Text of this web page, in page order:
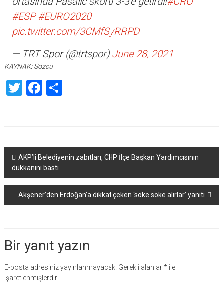
#ESP #EURO2020
pic.twitter.com/3CMfSyRRPD
— TRT Spor (@trtspor) June 28, 2021
KAYNAK: Sözcü
TwitterFacebook
Share
Yazı
dolaşımı
AKP’li Belediyenin zabıtları, CHP İlçe Başkan Yardımcısının
dükkanını bastı
Akşener’den Erdoğan’a dikkat çeken ‘söke söke alırlar’ yanıtı
Bir yanıt yazın
E-posta adresiniz yayınlanmayacak. Gerekli alanlar*ile
işaretlenmişlerdir